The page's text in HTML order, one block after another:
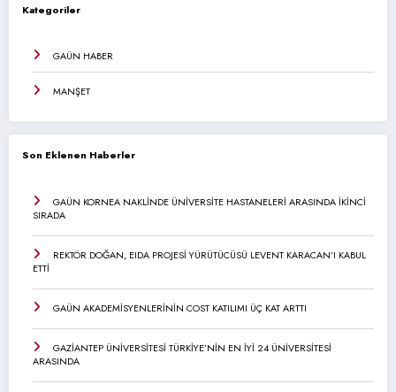
Kategoriler
GAÜN HABER
MANŞET
Son Eklenen Haberler
GAÜN KORNEA NAKLİNDE ÜNİVERSİTE HASTANELERİ ARASINDA İKİNCİ
SIRADA
REKTÖR DOĞAN, EIDA PROJESİ YÜRÜTÜCÜSÜ LEVENT KARACAN’I KABUL
ETTİ
GAÜN AKADEMİSYENLERİNİN COST KATILIMI ÜÇ KAT ARTTI
GAZİANTEP ÜNİVERSİTESİ TÜRKİYE’NİN EN İYİ 24 ÜNİVERSİTESİ
ARASINDA